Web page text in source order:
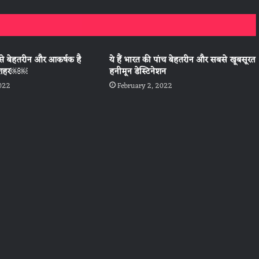
बेहतरीन और आकर्षक है ये हैं भारत की पांच बेहतरीन और सबसे खूबसूरत
हनीमून डेस्टिनेशन
February 2, 2022